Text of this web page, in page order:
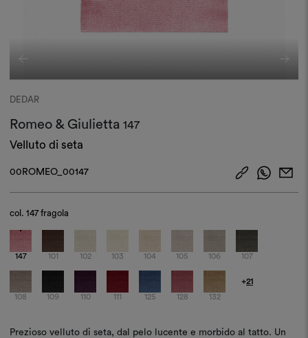
DEDAR
Romeo & Giulietta147
Velluto di seta
00ROMEO_00147
col.147 fragola
147 101 102 103 104 105 106 107
108 109 110 111 125 128 132
+21
Prezioso velluto di seta, dal pelo lucente e morbido al tatto. Un